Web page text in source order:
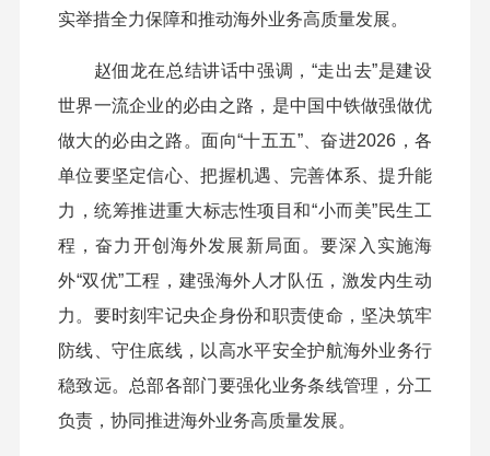
实举措全力保障和推动海外业务高质量发展。
赵佃龙在总结讲话中强调，“走出去”是建设
世界一流企业的必由之路，是中国中铁做强做优
做大的必由之路。面向“十五五”、奋进2026，各
单位要坚定信心、把握机遇、完善体系、提升能
力，统筹推进重大标志性项目和“小而美”民生工
程，奋力开创海外发展新局面。要深入实施海
外“双优”工程，建强海外人才队伍，激发内生动
力。要时刻牢记央企身份和职责使命，坚决筑牢
防线、守住底线，以高水平安全护航海外业务行
稳致远。总部各部门要强化业务条线管理，分工
负责，协同推进海外业务高质量发展。